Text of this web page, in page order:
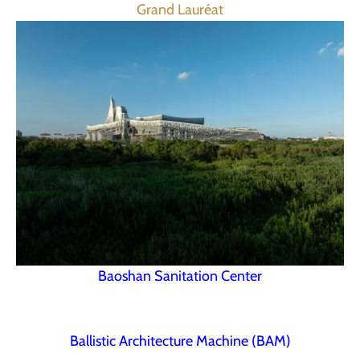
Grand Lauréat
Baoshan Sanitation Center
Ballistic Architecture Machine (BAM)